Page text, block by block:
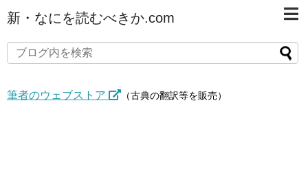
新・なにを読むべきか.com
筆者のウェブストア （古典の翻訳等を販売）